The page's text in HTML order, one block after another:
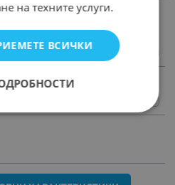
на техните услуги.
ВСИЧКИ